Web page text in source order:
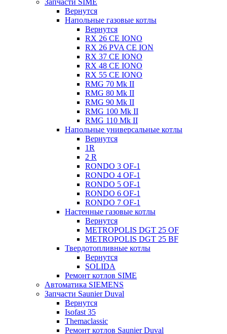
Запчасти SIME
Вернутся
Напольные газовые котлы
Вернутся
RX 26 CE IONO
RX 26 PVA CE ION
RX 37 CE IONO
RX 48 CE IONO
RX 55 CE IONO
RMG 70 Mk II
RMG 80 Mk II
RMG 90 Mk II
RMG 100 Mk II
RMG 110 Mk II
Напольные универсальные котлы
Вернутся
1R
2 R
RONDO 3 OF-1
RONDO 4 OF-1
RONDO 5 OF-1
RONDO 6 OF-1
RONDO 7 OF-1
Настенные газовые котлы
Вернутся
METROPOLIS DGT 25 OF
METROPOLIS DGT 25 BF
Твердотопливные котлы
Вернутся
SOLIDA
Ремонт котлов SIME
Автоматика SIEMENS
Запчасти Saunier Duval
Вернутся
Isofast 35
Themaclassic
Ремонт котлов Saunier Duval